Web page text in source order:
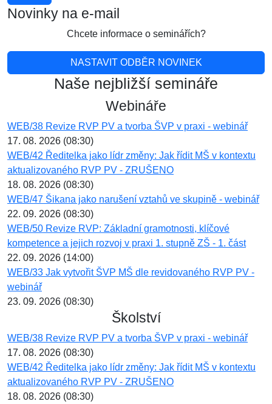
Novinky na e-mail
Chcete informace o seminářích?
NASTAVIT ODBĚR NOVINEK
Naše nejbližší semináře
Webináře
WEB/38 Revize RVP PV a tvorba ŠVP v praxi - webinář
17. 08. 2026 (08:30)
WEB/42 Ředitelka jako lídr změny: Jak řídit MŠ v kontextu
aktualizovaného RVP PV - ZRUŠENO
18. 08. 2026 (08:30)
WEB/47 Šikana jako narušení vztahů ve skupině - webinář
22. 09. 2026 (08:30)
WEB/50 Revize RVP: Základní gramotnosti, klíčové
kompetence a jejich rozvoj v praxi 1. stupně ZŠ - 1. část
22. 09. 2026 (14:00)
WEB/33 Jak vytvořit ŠVP MŠ dle revidovaného RVP PV -
webinář
23. 09. 2026 (08:30)
Školství
WEB/38 Revize RVP PV a tvorba ŠVP v praxi - webinář
17. 08. 2026 (08:30)
WEB/42 Ředitelka jako lídr změny: Jak řídit MŠ v kontextu
aktualizovaného RVP PV - ZRUŠENO
18. 08. 2026 (08:30)